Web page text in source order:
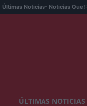
Últimas Noticias- Noticias Que!:
ÚLTIMAS NOTICIAS